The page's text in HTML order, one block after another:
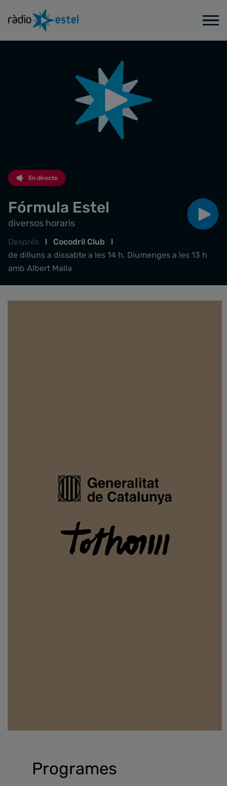
En directe
Fórmula Estel
diversos horaris
Després l Cocodril Club
l
de dilluns a dissabte a les 14 h. Diumenges a les 13 h
amb Albert Malla
Programes